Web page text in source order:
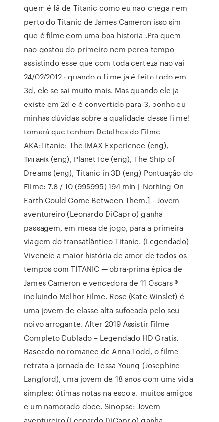
quem é fã de Titanic como eu nao chega nem
perto do Titanic de James Cameron isso sim
que é filme com uma boa historia .Pra quem
nao gostou do primeiro nem perca tempo
assistindo esse que com toda certeza nao vai
24/02/2012 · quando o filme ja é feito todo em
3d, ele se sai muito mais. Mas quando ele ja
existe em 2d e é convertido para 3, ponho eu
minhas dúvidas sobre a qualidade desse filme!
tomará que tenham Detalhes do Filme
AKA:Titanic: The IMAX Experience (eng),
Титанiк (eng), Planet Ice (eng), The Ship of
Dreams (eng), Titanic in 3D (eng) Pontuação do
Filme: 7.8 / 10 (995995) 194 min [ Nothing On
Earth Could Come Between Them.] - Jovem
aventureiro (Leonardo DiCaprio) ganha
passagem, em mesa de jogo, para a primeira
viagem do transatlântico Titanic. (Legendado)
Vivencie a maior história de amor de todos os
tempos com TITANIC — obra-prima épica de
James Cameron e vencedora de 11 Oscars ®
incluindo Melhor Filme. Rose (Kate Winslet) é
uma jovem de classe alta sufocada pelo seu
noivo arrogante. After 2019 Assistir Filme
Completo Dublado – Legendado HD Gratis.
Baseado no romance de Anna Todd, o filme
retrata a jornada de Tessa Young (Josephine
Langford), uma jovem de 18 anos com uma vida
simples: ótimas notas na escola, muitos amigos
e um namorado doce. Sinopse: Jovem
aventureiro (Leonardo DiCaprio) ganha